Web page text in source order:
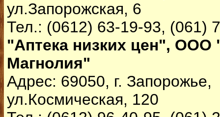
ул.Запорожская, 6
Тел.: (0612) 63-19-93, (061)
"Аптека низких цен", ООО
Магнолия"
Адрес: 69050, г. Запорожье,
ул.Космическая, 120